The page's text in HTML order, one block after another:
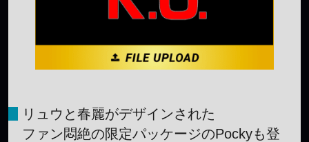
リュウと春麗がデザインされた
ファン悶絶の限定パッケージのPockyも登